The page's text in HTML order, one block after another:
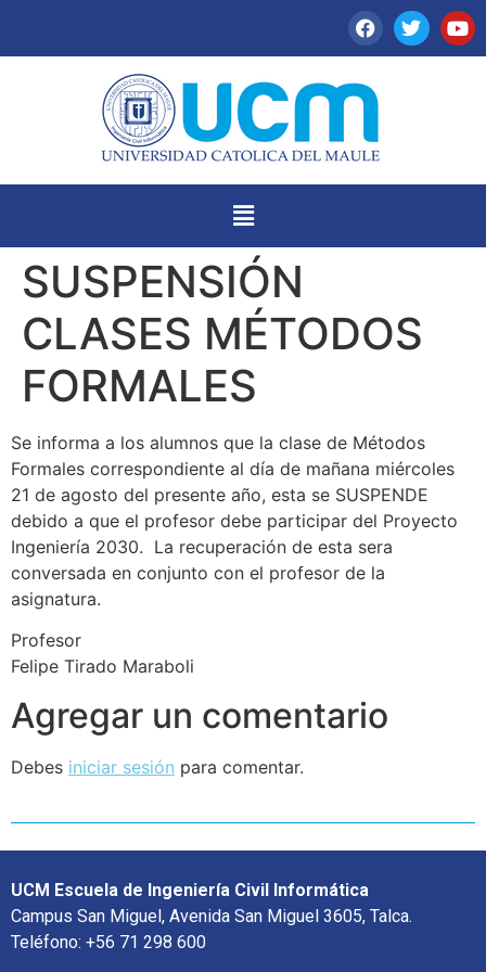
SUSPENSIÓN
CLASES MÉTODOS
FORMALES
Se informa a los alumnos que la clase de Métodos
Formales correspondiente al día de mañana miércoles
21 de agosto del presente año, esta se SUSPENDE
debido a que el profesor debe participar del Proyecto
Ingeniería 2030. La recuperación de esta sera
conversada en conjunto con el profesor de la
asignatura.
Profesor
Felipe Tirado Maraboli
Agregar un comentario
Debes iniciar sesión para comentar.
UCM Escuela de Ingeniería Civil Informática
Campus San Miguel, Avenida San Miguel 3605, Talca.
Teléfono: +56 71 298 600